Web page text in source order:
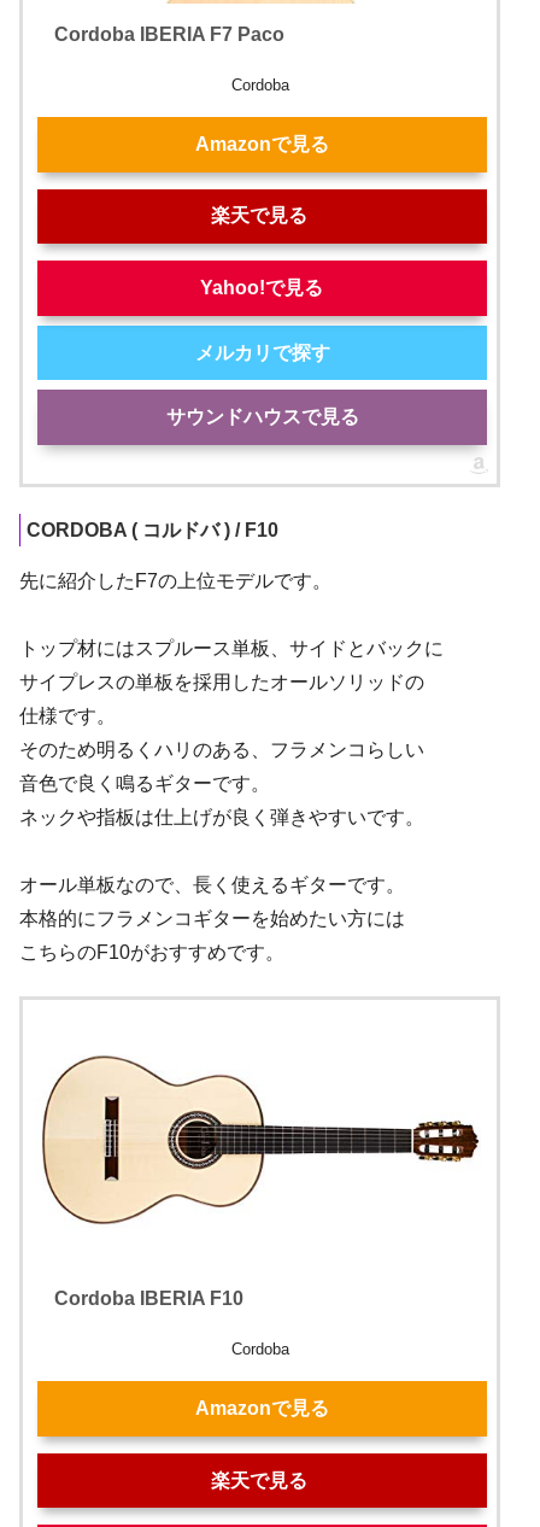
Cordoba IBERIA F7 Paco
Cordoba
Amazonで見る
楽天で見る
Yahoo!で見る
メルカリで探す
サウンドハウスで見る
CORDOBA ( コルドバ ) / F10
先に紹介したF7の上位モデルです。
トップ材にはスプルース単板、サイドとバックに
サイプレスの単板を採用したオールソリッドの
仕様です。
そのため明るくハリのある、フラメンコらしい
音色で良く鳴るギターです。
ネックや指板は仕上げが良く弾きやすいです。
オール単板なので、長く使えるギターです。
本格的にフラメンコギターを始めたい方には
こちらのF10がおすすめです。
Cordoba IBERIA F10
Cordoba
Amazonで見る
楽天で見る